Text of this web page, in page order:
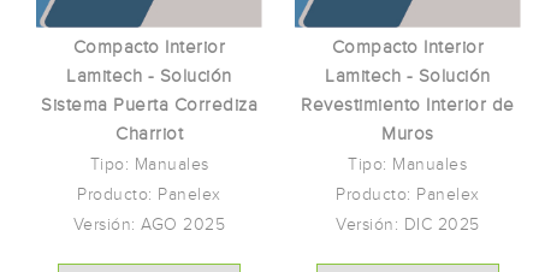
Compacto Interior
Lamitech - Solución
Sistema Puerta Corrediza
Charriot
Tipo: Manuales
Producto: Panelex
Versión: AGO 2025
Compacto Interior
Lamitech - Solución
Revestimiento Interior de
Muros
Tipo: Manuales
Producto: Panelex
Versión: DIC 2025